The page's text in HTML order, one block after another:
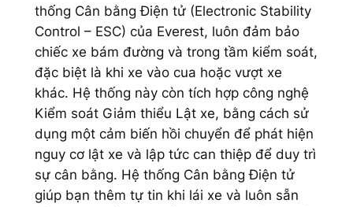
thống Cân bằng Điện tử (Electronic Stability
Control – ESC) của Everest, luôn đảm bảo
chiếc xe bám đường và trong tầm kiểm soát,
đặc biệt là khi xe vào cua hoặc vượt xe
khác. Hệ thống này còn tích hợp công nghệ
Kiểm soát Giảm thiểu Lật xe, bằng cách sử
dụng một cảm biến hồi chuyển để phát hiện
nguy cơ lật xe và lập tức can thiệp để duy trì
sự cân bằng. Hệ thống Cân bằng Điện tử
giúp bạn thêm tự tin khi lái xe và luôn sẵn